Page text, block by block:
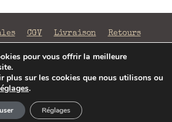
CGV Livraison Retours
de Mots Magiques | SIRET 797 938
| Conception
Jenny Portier
pour vous offrir la meilleure
plus sur les cookies que nous utilisons ou
.
Réglages